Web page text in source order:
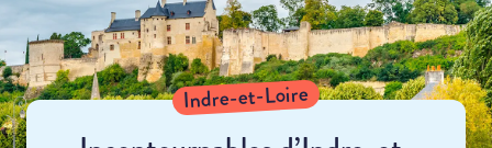
Indre-et-Loire